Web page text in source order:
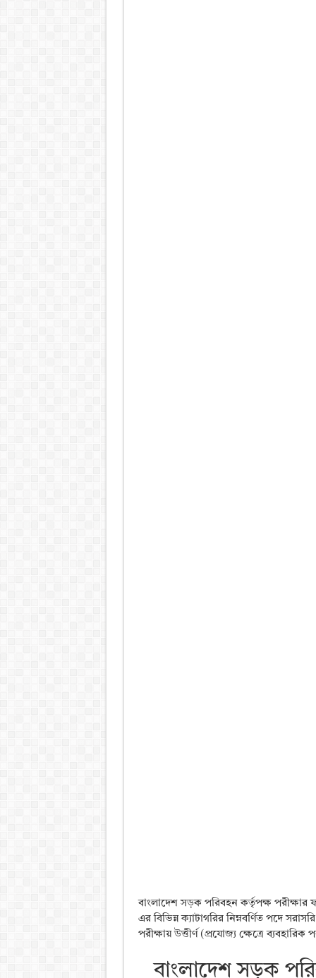
বাংলাদেশ সড়ক পরিবহন কর্তৃপক্ষ
এর বিভিন্ন ক্যাটাগরির নিম্নবর্ণিত পদে
পরীক্ষায় উত্তীর্ণ (প্রযোজ্য ক্ষেত্রে ব্যবহারিক
বাংলাদেশ সড়ক